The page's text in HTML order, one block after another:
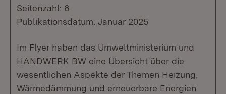
Seitenzahl: 6
Publikationsdatum: Januar 2025
Im Flyer haben das Umweltministerium und
HANDWERK BW eine Übersicht über die
wesentlichen Aspekte der Themen Heizung,
Wärmedämmung und erneuerbare Energien